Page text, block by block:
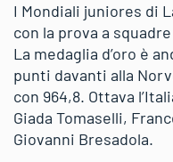
I Mondiali juniores di
con la prova a
La medaglia d’oro è
punti davanti alla
con 964,8. Ottava
Giada Tomaselli,
Giovanni Bresadola.